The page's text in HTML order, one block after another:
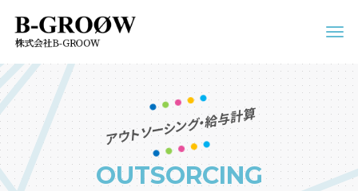
アウトソーシング・給与計算
OUTSORCING